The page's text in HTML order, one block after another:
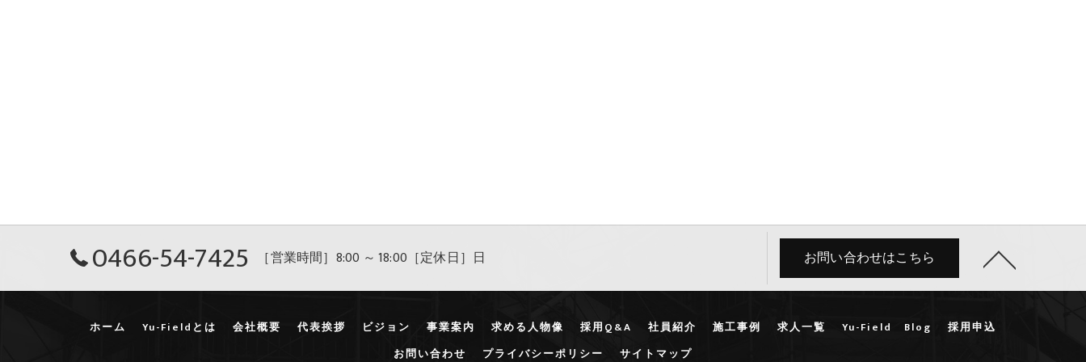
0466-54-7425 ［営業時間］8:00 ～ 18:00［定休日］日 お問い合わせはこちら
ホーム Yu-Fieldとは 会社概要 代表挨拶 ビジョン 事業案内 求める人物像 採用Q&A 社員紹介 施工事例 求人一覧 Yu-Field Blog
採用申込
お問い合わせ
プライバシーポリシー サイトマップ